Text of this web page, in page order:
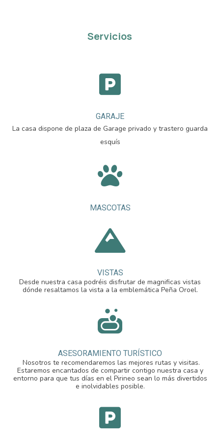
Servicios

GARAJE
La casa dispone de plaza de Garage privado y trastero guarda
esquís

MASCOTAS

VISTAS
Desde nuestra casa podréis disfrutar de magnificas vistas
dónde resaltamos la vista a la emblemática Peña Oroel.

ASESORAMIENTO TURÍSTICO
Nosotros te recomendaremos las mejores rutas y visitas.
Estaremos encantados de compartir contigo nuestra casa y
entorno para que tus días en el Pirineo sean lo más divertidos
e inolvidables posible.
